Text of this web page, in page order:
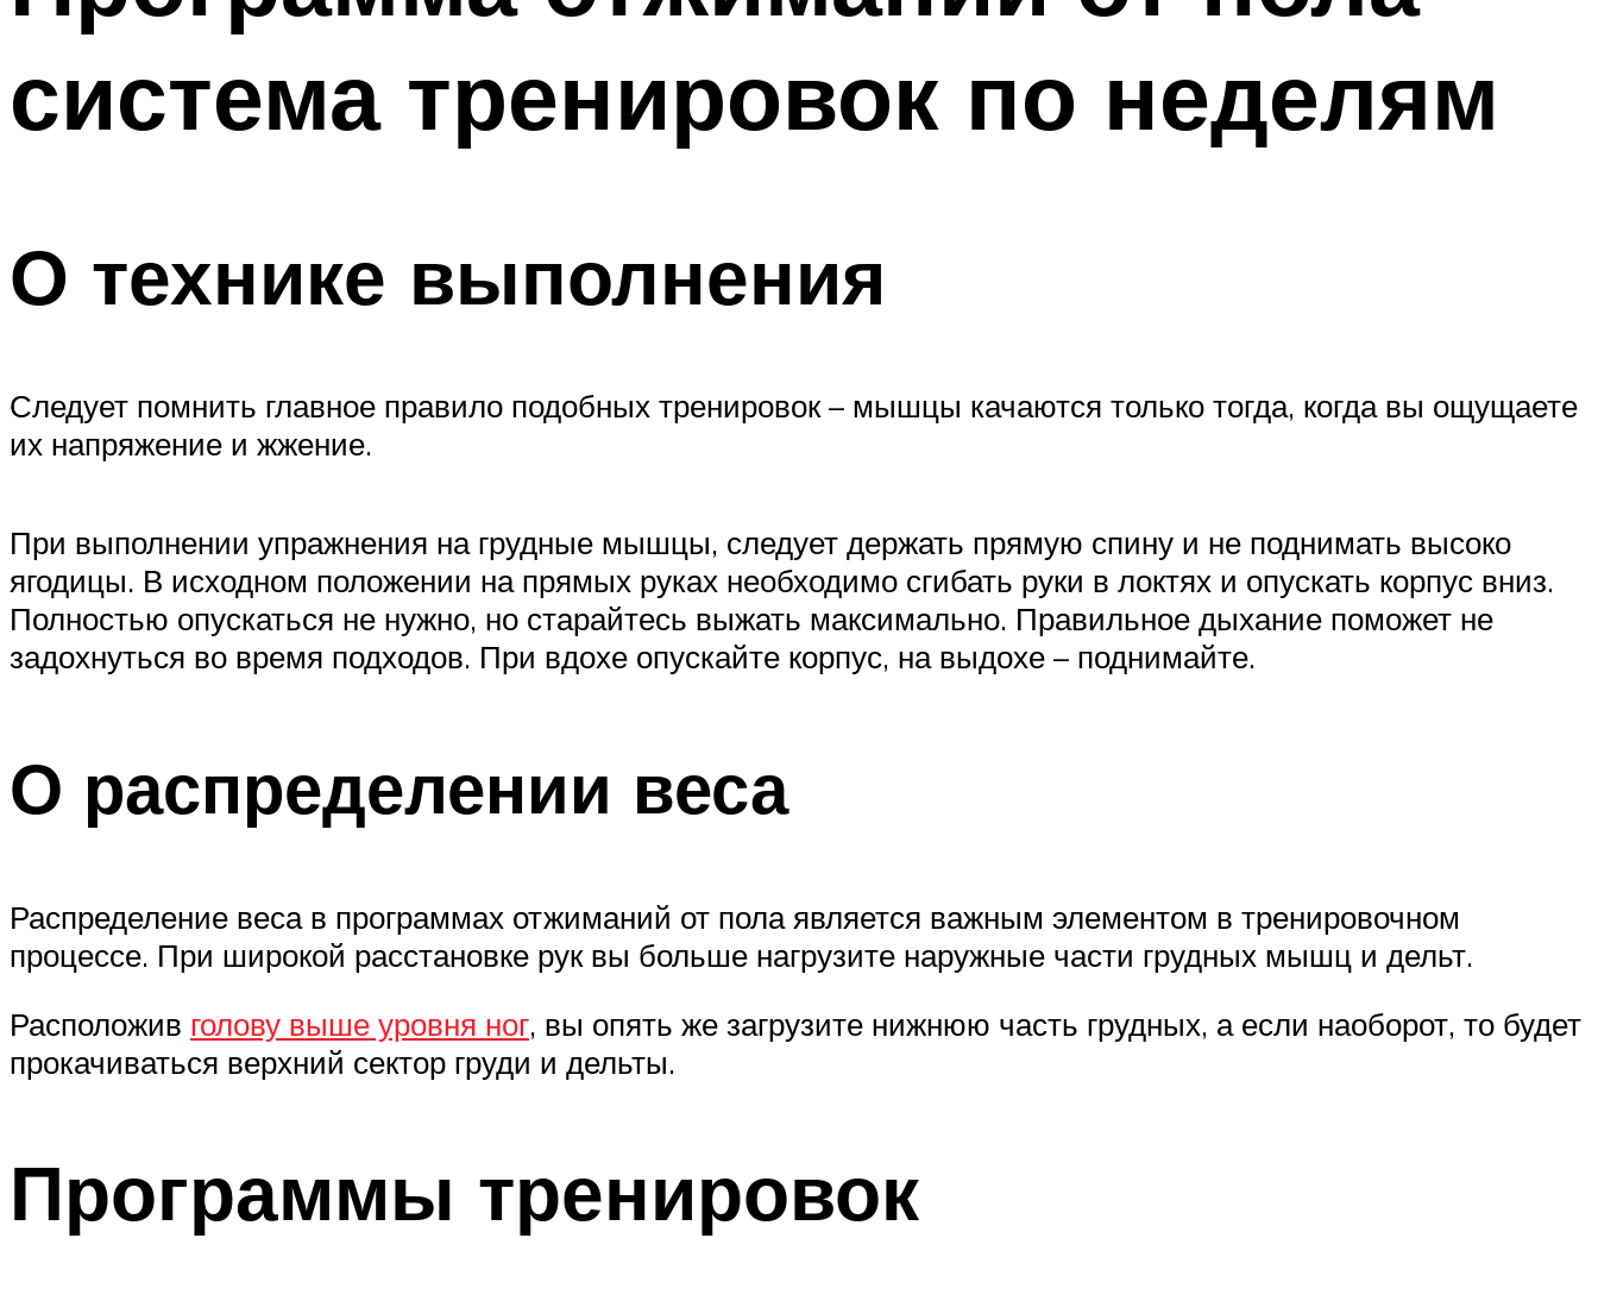
ПОХУДЕНИЕ
МЕНЮ
система тренировок по неделям
О технике выполнения
Следует помнить главное правило подобных тренировок – мышцы качаются только тогда, когда вы ощущаете
их напряжение и жжение.
При выполнении упражнения на грудные мышцы, следует держать прямую спину и не поднимать высоко
ягодицы. В исходном положении на прямых руках необходимо сгибать руки в локтях и опускать корпус вниз.
Полностью опускаться не нужно, но старайтесь выжать максимально. Правильное дыхание поможет не
задохнуться во время подходов. При вдохе опускайте корпус, на выдохе – поднимайте.
О распределении веса
Распределение веса в программах отжиманий от пола является важным элементом в тренировочном
процессе. При широкой расстановке рук вы больше нагрузите наружные части грудных мышц и дельт.
Расположив голову выше уровня ног, вы опять же загрузите нижнюю часть грудных, а если наоборот, то будет
прокачиваться верхний сектор груди и дельты.
Программы тренировок